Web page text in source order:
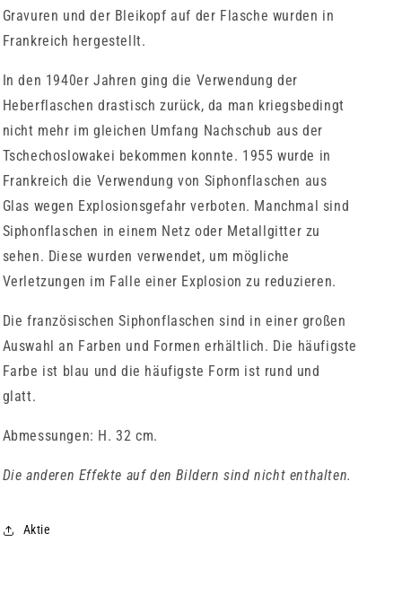
Gravuren und der Bleikopf auf der Flasche wurden in
Frankreich hergestellt.
In den 1940er Jahren ging die Verwendung der
Heberflaschen drastisch zurück, da man kriegsbedingt
nicht mehr im gleichen Umfang Nachschub aus der
Tschechoslowakei bekommen konnte. 1955 wurde in
Frankreich die Verwendung von Siphonflaschen aus
Glas wegen Explosionsgefahr verboten. Manchmal sind
Siphonflaschen in einem Netz oder Metallgitter zu
sehen. Diese wurden verwendet, um mögliche
Verletzungen im Falle einer Explosion zu reduzieren.
Die französischen Siphonflaschen sind in einer großen
Auswahl an Farben und Formen erhältlich. Die häufigste
Farbe ist blau und die häufigste Form ist rund und
glatt.
Abmessungen: H. 32 cm.
Die anderen Effekte auf den Bildern sind nicht enthalten.
Aktie